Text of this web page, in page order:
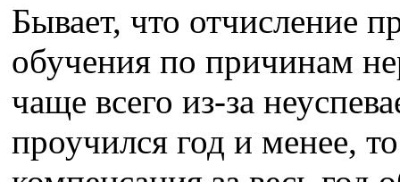
Бывает, что отчисление
обучения по причинам
чаще всего из-за
проучился год и менее,